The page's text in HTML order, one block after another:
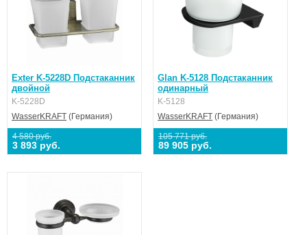
Exter K-5228D Подстаканник
двойной
K-5228D
WasserKRAFT (Германия)
4 580 руб.
3 893 руб.
Glan K-5128 Подстаканник
одинарный
K-5128
WasserKRAFT (Германия)
105 771 руб.
89 905 руб.